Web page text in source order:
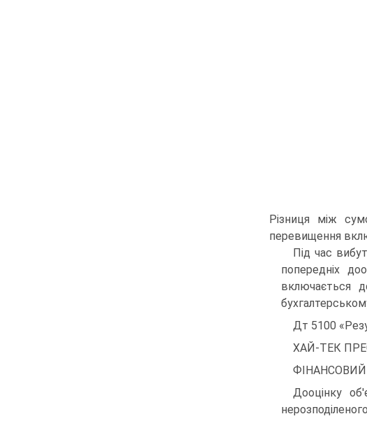
Різниця між
перевищення
Під час
попередніх
включається
Дт 5100
ХАЙ-ТЕК
Дооцінку